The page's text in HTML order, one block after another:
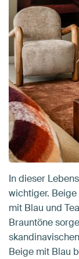
In dieser
wichtiger.
mit Blau und
Brauntöne
Beige mit Blau